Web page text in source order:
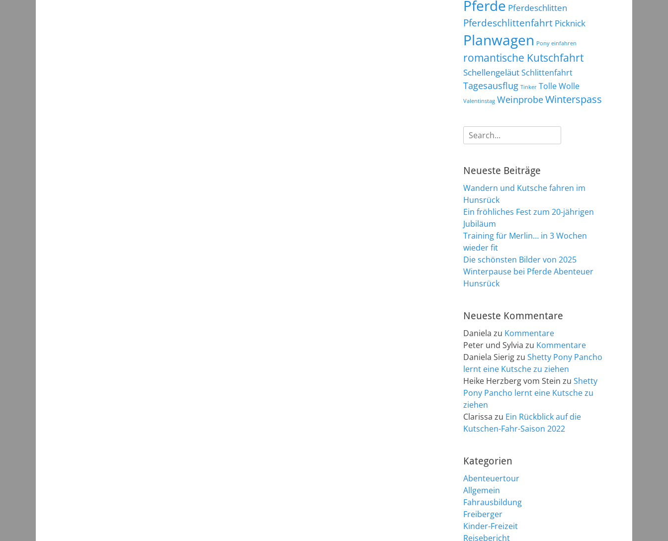
Pferde Pferdeschlitten
Pferdeschlittenfahrt Picknick
Planwagen Pony einfahren
romantische Kutschfahrt
SchellengeläutSchlittenfahrt
Tagesausflug Tinker Tolle Wolle
Valentinstag WeinprobeWinterspass
Suchen
nach:
Neueste Beiträge
Wandern und Kutsche fahren im
Hunsrück
Ein fröhliches Fest zum 20-jährigen
Jubiläum
Training für Merlin… in 3 Wochen
wieder fit
Die schönsten Bilder von 2025
Winterpause bei Pferde Abenteuer
Hunsrück
Neueste Kommentare
Daniela zu Kommentare
Peter und Sylvia zu Kommentare
Daniela Sierigzu Shetty Pony Pancho
lernt eine Kutsche zu ziehen
Heike Herzberg vom Stein zu Shetty
Pony Pancho lernt eine Kutsche zu
ziehen
Clarissa zu Ein Rückblick auf die
Kutschen-Fahr-Saison 2022
Kategorien
Abenteuertour
Allgemein
Fahrausbildung
Freiberger
Kinder-Freizeit
Reisebericht